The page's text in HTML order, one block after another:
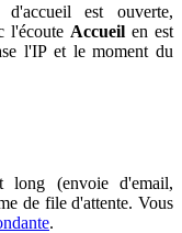
est ouverte,
l'écoute Accueilen est
l'IP et le moment du
long (envoie d'email,
de file d'attente. Vous
.